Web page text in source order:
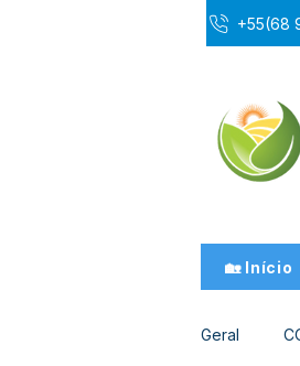
+55(68
🏡 Início
Geral